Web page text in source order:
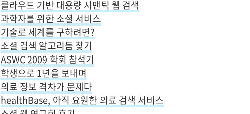
클라우드 기반 대용량 시맨틱 웹 검색
과학자를 위한 소셜 서비스
기술로 세계를 구하려면?
소셜 검색 알고리듬 찾기
ASWC 2009 학회 참석기
학생으로 1년을 보내며
의료 정보 격차가 문제다
healthBase, 아직 요원한 의료 검색 서비스